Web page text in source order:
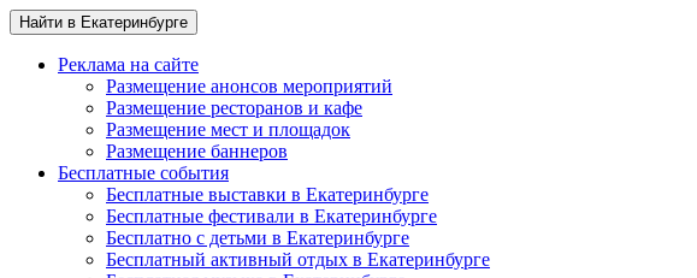
Найти в Екатеринбурге
Реклама на сайте
Размещение анонсов мероприятий
Размещение ресторанов и кафе
Размещение мест и площадок
Размещение баннеров
Бесплатные события
Бесплатные выставки в Екатеринбурге
Бесплатные фестивали в Екатеринбурге
Бесплатно с детьми в Екатеринбурге
Бесплатный активный отдых в Екатеринбурге